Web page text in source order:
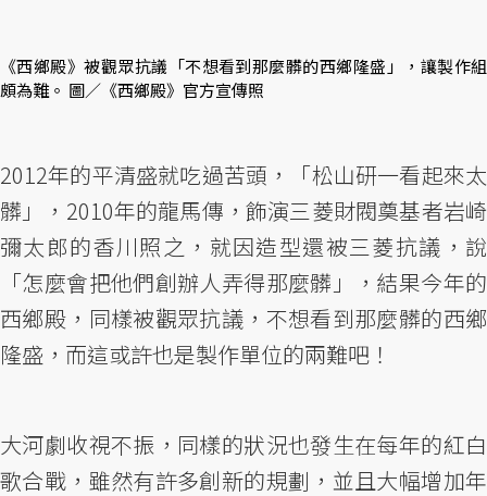
《西鄉殿》被觀眾抗議「不想看到那麼髒的西鄉隆盛」，讓製作組
頗為難。 圖／《西鄉殿》官方宣傳照
2012年的平清盛就吃過苦頭，「松山研一看起來太
髒」，2010年的龍馬傳，飾演三菱財閥奠基者岩崎
彌太郎的香川照之，就因造型還被三菱抗議，說
「怎麼會把他們創辦人弄得那麼髒」，結果今年的
西鄉殿，同樣被觀眾抗議，不想看到那麼髒的西鄉
隆盛，而這或許也是製作單位的兩難吧！
大河劇收視不振，同樣的狀況也發生在每年的紅白
歌合戰，雖然有許多創新的規劃，並且大幅增加年